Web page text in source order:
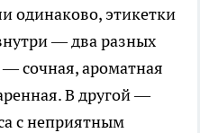
одинаково, этикетки
— два разных
сочная, ароматная
В другой —
с неприятным